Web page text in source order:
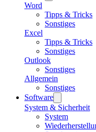
Word
Tipps & Tricks
Sonstiges
Excel
Tipps & Tricks
Sonstiges
Outlook
Sonstiges
Allgemein
Sonstiges
Software
System & Sicherheit
System